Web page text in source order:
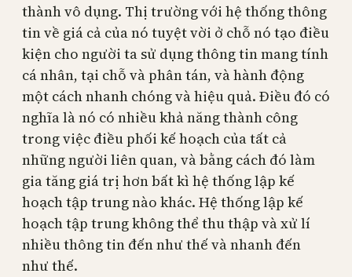
thành vô dụng. Thị trường với hệ thống thông
tin về giá cả của nó tuyệt vời ở chỗ nó tạo điều
kiện cho người ta sử dụng thông tin mang tính
cá nhân, tại chỗ và phân tán, và hành động
một cách nhanh chóng và hiệu quả. Điều đó có
nghĩa là nó có nhiều khả năng thành công
trong việc điều phối kế hoạch của tất cả
những người liên quan, và bằng cách đó làm
gia tăng giá trị hơn bất kì hệ thống lập kế
hoạch tập trung nào khác. Hệ thống lập kế
hoạch tập trung không thể thu thập và xử lí
nhiều thông tin đến như thế và nhanh đến
như thế.